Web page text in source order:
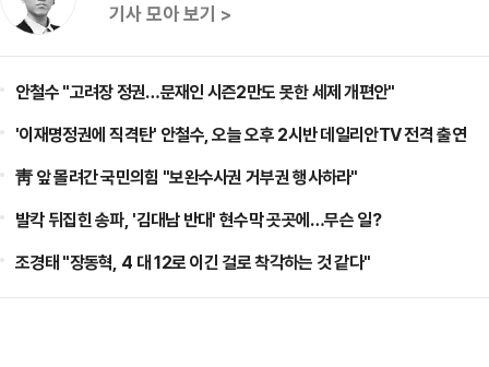
기사 모아 보기 >
안철수 "고려장 정권…문재인 시즌2만도 못한 세제 개편안"
'이재명정권에 직격탄' 안철수, 오늘 오후 2시반 데일리안TV 전격 출연
靑 앞 몰려간 국민의힘 "보완수사권 거부권 행사하라"
발칵 뒤집힌 송파, '김대남 반대' 현수막 곳곳에…무슨 일?
조경태 "장동혁, 4 대 12로 이긴 걸로 착각하는 것 같다"